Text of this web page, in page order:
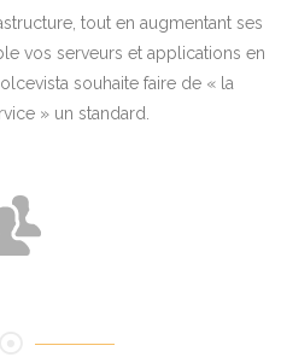
tout en augmentant ses
vos serveurs et applications en
souhaite faire de « la
» un standard.